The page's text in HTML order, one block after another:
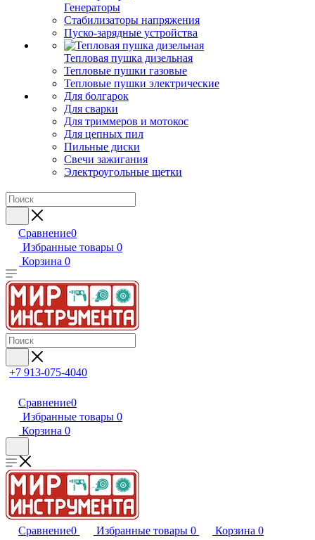
Генераторы
Стабилизаторы напряжения
Пуско-зарядные устройства
Тепловая пушка дизельная
Тепловые пушки газовые
Тепловые пушки электрические
Для болгарок
Для сварки
Для триммеров и мотокос
Для цепных пил
Пильные диски
Свечи зажигания
Электроугольные щетки
Сравнение0
Избранные товары 0
Корзина 0
+7 913-075-4040
Сравнение0
Избранные товары 0
Корзина 0
Сравнение0 Избранные товары 0 Корзина 0